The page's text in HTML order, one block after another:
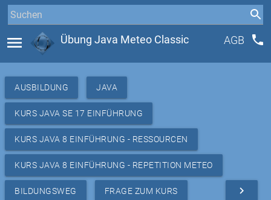
menu Übung Java Meteo Classic AGB phone
AUSBILDUNG JAVA
KURS JAVA SE 17 EINFÜHRUNG
KURS JAVA 8 EINFÜHRUNG - RESSOURCEN
KURS JAVA 8 EINFÜHRUNG - REPETITION METEO
BILDUNGSWEG FRAGE ZUM KURS navigate_next